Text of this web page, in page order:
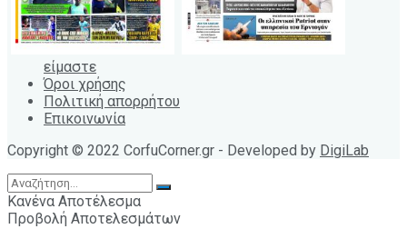
είμαστε
Όροι χρήσης
Πολιτική απορρήτου
Επικοινωνία
Copyright © 2022 CorfuCorner.gr - Developed by DigiLab
Κανένα Αποτέλεσμα
Προβολή Αποτελεσμάτων